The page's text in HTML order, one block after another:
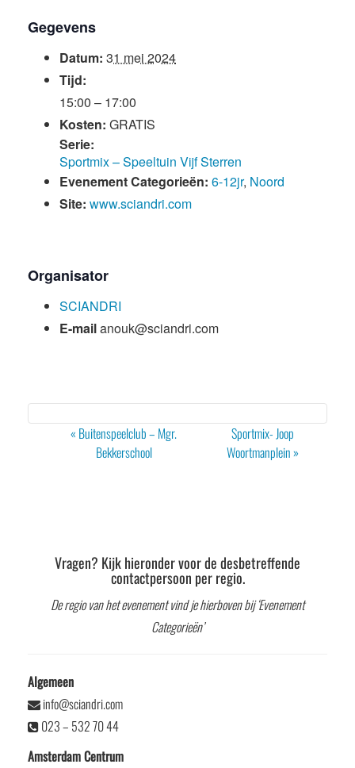
Gegevens
Datum: 31 mei 2024
Tijd:
15:00 – 17:00
Kosten: GRATIS
Serie:
Sportmix – Speeltuin Vijf Sterren
Evenement Categorieën: 6-12jr, Noord
Site: www.sciandri.com
Organisator
SCIANDRI
E-mailanouk@sciandri.com
Evenement
« Buitenspeelclub – Mgr.
Bekkerschool
Sportmix- Joop
Woortmanplein»
Vragen? Kijk hieronder voor de desbetreffende
contactpersoon per regio.
De regio van het evenement vind je hierboven bij ‘Evenement
Categorieën’
Algemeen
info@sciandri.com
023 – 532 70 44
Amsterdam Centrum